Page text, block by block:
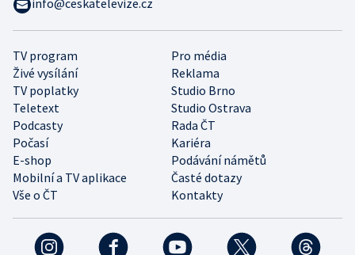
TV program
Pro média
Živé vysílání
Reklama
TV poplatky
Studio Brno
Teletext
Studio Ostrava
Podcasty
Rada ČT
Počasí
Kariéra
E-shop
Podávání námětů
Mobilní a TV aplikace
Časté dotazy
Vše o ČT
Kontakty